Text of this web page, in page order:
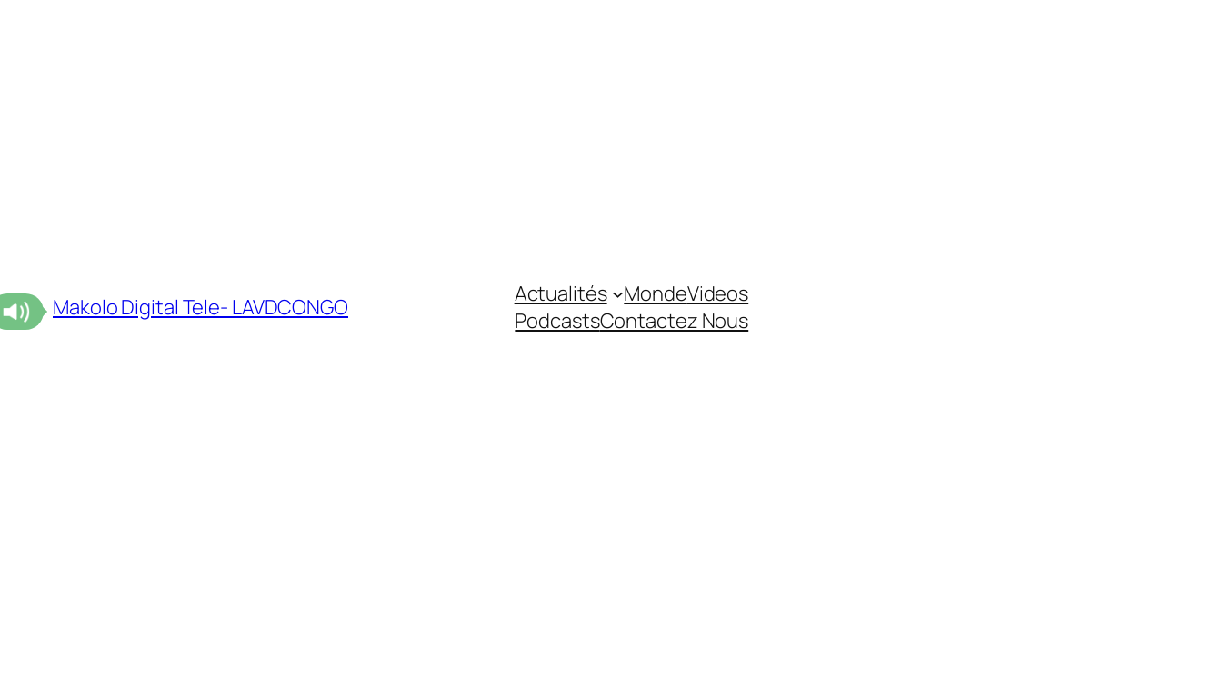
Makolo Digital Tele- LAVDCONGO Actualités MondeVideos
PodcastsContactez Nous